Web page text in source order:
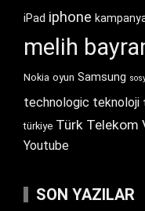
iPad iphone
melih
Nokia oyun Samsung
technologic teknoloji
türkiye Türk Telekom
Youtube
SON YAZILAR